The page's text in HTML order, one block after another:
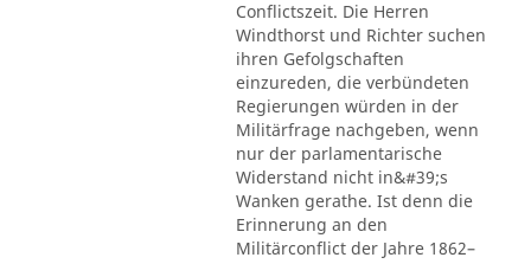
Conflictszeit. Die Herren
Windthorst und Richter suchen
ihren Gefolgschaften
einzureden, die verbündeten
Regierungen würden in der
Militärfrage nachgeben, wenn
nur der parlamentarische
Widerstand nicht in&#39;s
Wanken gerathe. Ist denn die
Erinnerung an den
Militärconflict der Jahre 1862–